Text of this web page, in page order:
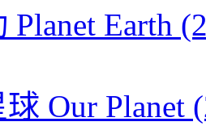
Planet Earth
Our Planet